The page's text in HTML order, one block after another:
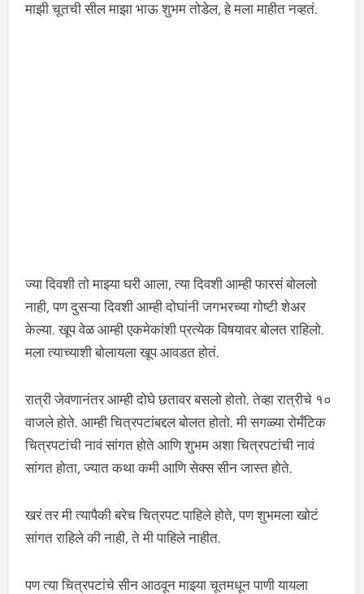
माझी चूतची सील माझा भाऊ शुभम तोडेल, हे मला माहीत नव्हतं.
ज्या दिवशी तो माझ्या घरी आला, त्या दिवशी आम्ही फारसं बोललो
नाही, पण दुसऱ्या दिवशी आम्ही दोघांनी जगभरच्या गोष्टी शेअर
केल्या. खूप वेळ आम्ही एकमेकांशी प्रत्येक विषयावर बोलत राहिलो.
मला त्याच्याशी बोलायला खूप आवडत होतं.
रात्री जेवणानंतर आम्ही दोघे छतावर बसलो होतो. तेव्हा रात्रीचे १०
वाजले होते. आम्ही चित्रपटांबद्दल बोलत होतो. मी सगळ्या रोमँटिक
चित्रपटांची नावं सांगत होते आणि शुभम अशा चित्रपटांची नावं
सांगत होता, ज्यात कथा कमी आणि सेक्स सीन जास्त होते.
खरं तर मी त्यापैकी बरेच चित्रपट पाहिले होते, पण शुभमला खोटं
सांगत राहिले की नाही, ते मी पाहिले नाहीत.
पण त्या चित्रपटांचे सीन आठवून माझ्या चूतमधून पाणी यायला